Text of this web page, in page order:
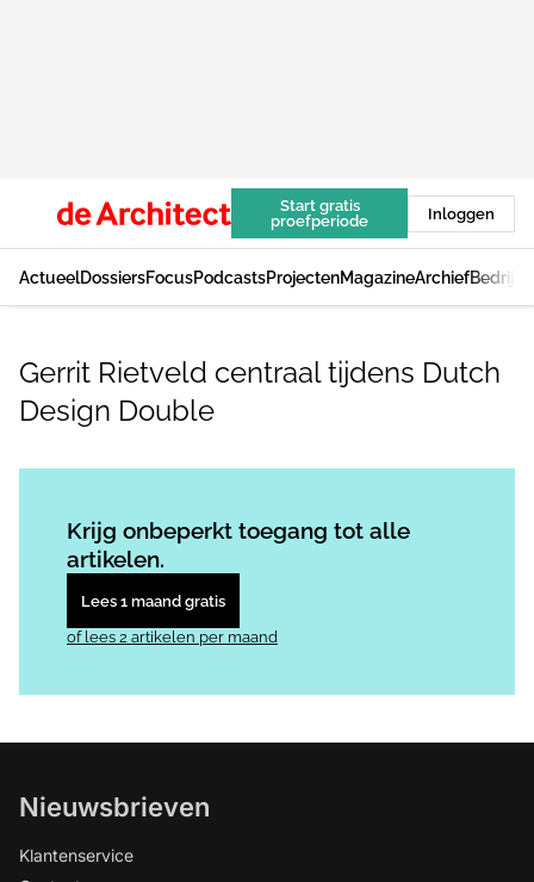
Start gratis
proefperiode
Inloggen
ActueelDossiersFocusPodcastsProjectenMagazineArchief
Gerrit Rietveld centraal tijdens Dutch
Design Double
Krijg onbeperkt toegang tot alle
artikelen.
Lees 1 maand gratis
of lees 2 artikelen per maand
Nieuwsbrieven
Klantenservice